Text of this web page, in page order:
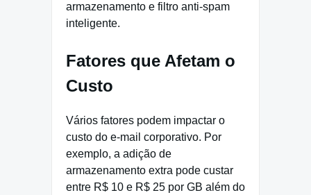
armazenamento e filtro anti-spam
inteligente.
Fatores que Afetam o
Custo
Vários fatores podem impactar o
custo do e-mail corporativo. Por
exemplo, a adição de
armazenamento extra pode custar
entre R$ 10 e R$ 25 por GB além do